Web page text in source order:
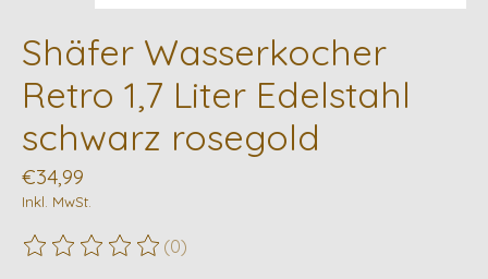
Shäfer Wasserkocher
Retro 1,7 Liter Edelstahl
schwarz rosegold
€34,99
Inkl. MwSt.
Die Bewertung dieses Produkts ist
(0)